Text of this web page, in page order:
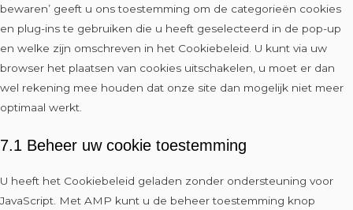
bewaren’ geeft u ons toestemming om de categorieën cookies
en plug-ins te gebruiken die u heeft geselecteerd in de pop-up
en welke zijn omschreven in het Cookiebeleid. U kunt via uw
browser het plaatsen van cookies uitschakelen, u moet er dan
wel rekening mee houden dat onze site dan mogelijk niet meer
optimaal werkt.
7.1 Beheer uw cookie toestemming
U heeft het Cookiebeleid geladen zonder ondersteuning voor
JavaScript. Met AMP kunt u de beheer toestemming knop